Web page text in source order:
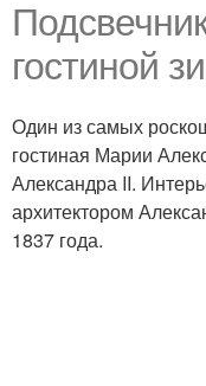
гостиной
Один из самых
гостиная Марии
Александра II.
архитектором
1837 года.